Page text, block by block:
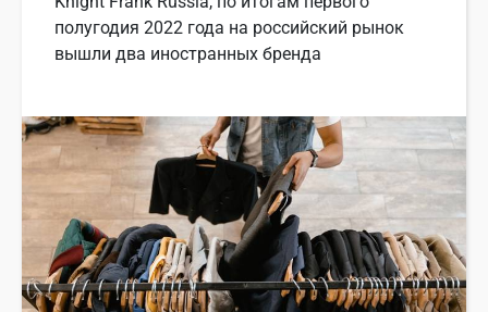
полугодия 2022 года на российский рынок
вышли два иностранных бренда